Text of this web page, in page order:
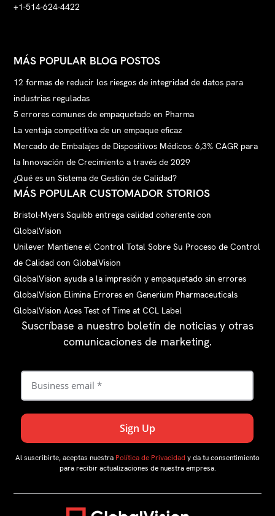
+1-514-624-4422
MÁS POPULAR BLOG POSTOS
12 formas de reducir los riesgos de integridad de datos para
industrias reguladas
5 errores comunes de empaquetado en Pharma
La ventaja competitiva de un empaque eficaz
Mercado de Embalajes de Dispositivos Médicos: 6,3% CAGR para
la Innovación de Crecimiento a través de 2029
¿Qué es un Sistema de Gestión de Calidad?
MÁS POPULAR CUSTOMADOR STORIOS
Bristol-Myers Squibb entrega calidad coherente con
GlobalVision
Unilever Mantiene el Control Total Sobre Su Proceso de Control
de Calidad con GlobalVision
GlobalVision ayuda a la impresión y empaquetado sin errores
GlobalVision Elimina Errores en Generium Pharmaceuticals
GlobalVision Aces Test of Time at CCL Label
Suscríbase a nuestro boletín de noticias y otras
comunicaciones de marketing.
Al suscribirte, aceptas nuestra Política de Privacidad y da tu consentimiento
para recibir actualizaciones de nuestra empresa.